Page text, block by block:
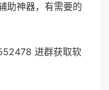
助神器，有需要的
进群获取软